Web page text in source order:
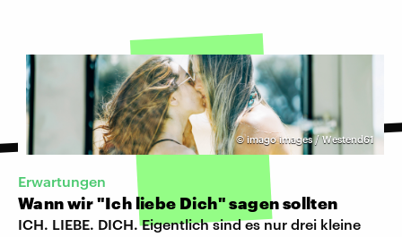
©imago images / Westend61
Erwartungen
Wann wir "Ich liebe Dich" sagen sollten
ICH. LIEBE. DICH. Eigentlich sind es nur drei kleine